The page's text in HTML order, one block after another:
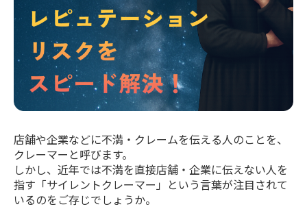
店舗や企業などに不満・クレームを伝える人のことを、
クレーマーと呼びます。
しかし、近年では不満を直接店舗・企業に伝えない人を
指す「サイレントクレーマー」という言葉が注目されて
いるのをご存じでしょうか。